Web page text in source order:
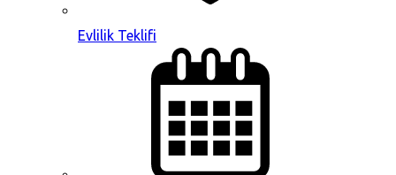
Evlilik Teklifi